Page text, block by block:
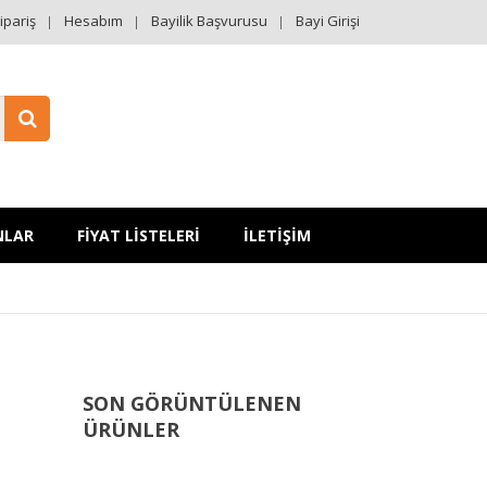
Hesabım Bayilik Başvurusu Bayi Girişi
FİYAT LİSTELERİ İLETİŞİM
SON GÖRÜNTÜLENEN
ÜRÜNLER